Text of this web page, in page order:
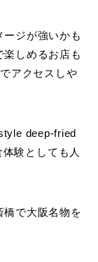
ジが強いかも
楽しめるお店も
アクセスしや
deep-fried
験としても人
橋で大阪名物を